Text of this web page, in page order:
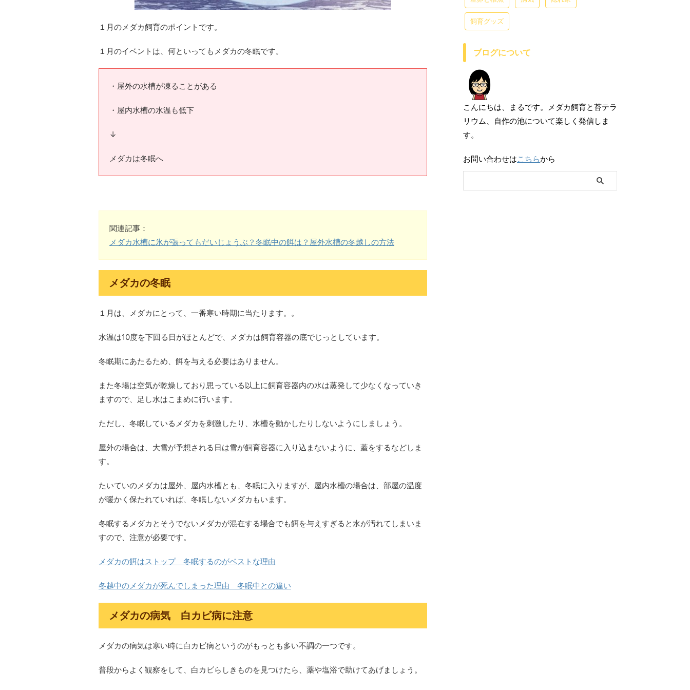
１月のメダカ飼育のポイントです。
１月のイベントは、何といってもメダカの冬眠です。
・屋外の水槽が凍ることがある
・屋内水槽の水温も低下
↓
メダカは冬眠へ
関連記事：
メダカ水槽に氷が張ってもだいじょうぶ？冬眠中の餌は？屋外水槽の冬越しの方法
メダカの冬眠
１月は、メダカにとって、一番寒い時期に当たります。。
水温は10度を下回る日がほとんどで、メダカは飼育容器の底でじっとしています。
冬眠期にあたるため、餌を与える必要はありません。
また冬場は空気が乾燥しており思っている以上に飼育容器内の水は蒸発して少なくなっていき
ますので、足し水はこまめに行います。
ただし、冬眠しているメダカを刺激したり、水槽を動かしたりしないようにしましょう。
屋外の場合は、大雪が予想される日は雪が飼育容器に入り込まないように、蓋をするなどしま
す。
たいていのメダカは屋外、屋内水槽とも、冬眠に入りますが、屋内水槽の場合は、部屋の温度
が暖かく保たれていれば、冬眠しないメダカもいます。
冬眠するメダカとそうでないメダカが混在する場合でも餌を与えすぎると水が汚れてしまいま
すので、注意が必要です。
メダカの餌はストップ 冬眠するのがベストな理由
冬越中のメダカが死んでしまった理由 冬眠中との違い
メダカの病気 白カビ病に注意
メダカの病気は寒い時に白カビ病というのがもっとも多い不調の一つです。
普段からよく観察をして、白カビらしきものを見つけたら、薬や塩浴で助けてあげましょう。
飼育グッズ
ブログについて
こんにちは、まるです。メダカ飼育と苔テラ
リウム、自作の池について楽しく発信しま
す。
お問い合わせはこちらから